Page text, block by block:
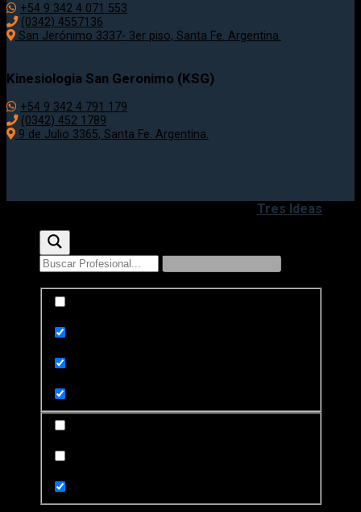
+54 9 342 4 071 553
(0342) 4557136
San Jerónimo 3337- 3er piso, Santa Fe. Argentina.
Kinesiologia San Geronimo (KSG)
+54 9 342 4 791 179
(0342) 452 1789
9 de Julio 3365, Santa Fe. Argentina.
Tres Ideas